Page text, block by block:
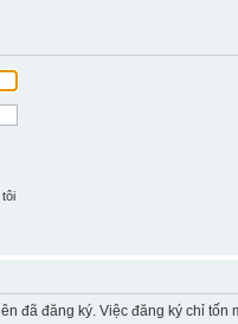
đã đăng ký. Việc đăng ký chỉ